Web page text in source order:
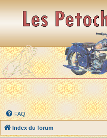
FAQ
Index du forum